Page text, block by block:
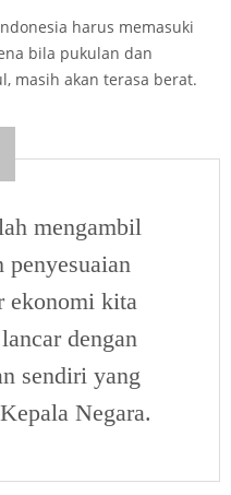
harus memasuki
bila pukulan dan
masih akan terasa berat.
mengambil
penyesuaian
ekonomi kita
dengan
sendiri yang
Negara.